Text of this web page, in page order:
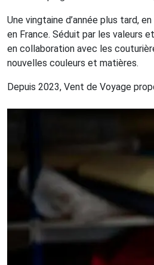
Une vingtaine d’année plus tard,
en France. Séduit par les valeurs
en collaboration avec les
nouvelles couleurs et matières.
Depuis 2023, Vent de Voyage